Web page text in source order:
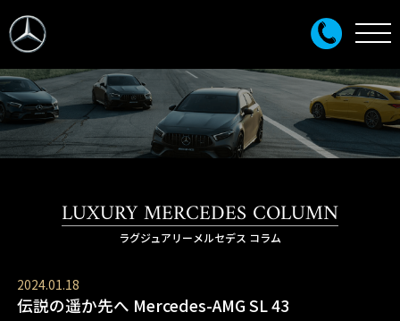
LUXURY MERCEDES COLUMN
ラグジュアリーメルセデス コラム
2024.01.18
伝説の遥か先へ Mercedes-AMG SL 43